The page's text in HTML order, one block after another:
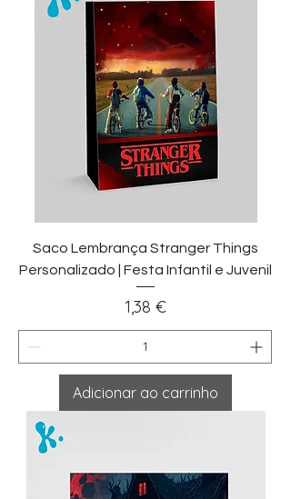
Saco Lembrança Stranger Things
Personalizado | Festa Infantil e Juvenil
Preço
1,38 €
Adicionar ao carrinho